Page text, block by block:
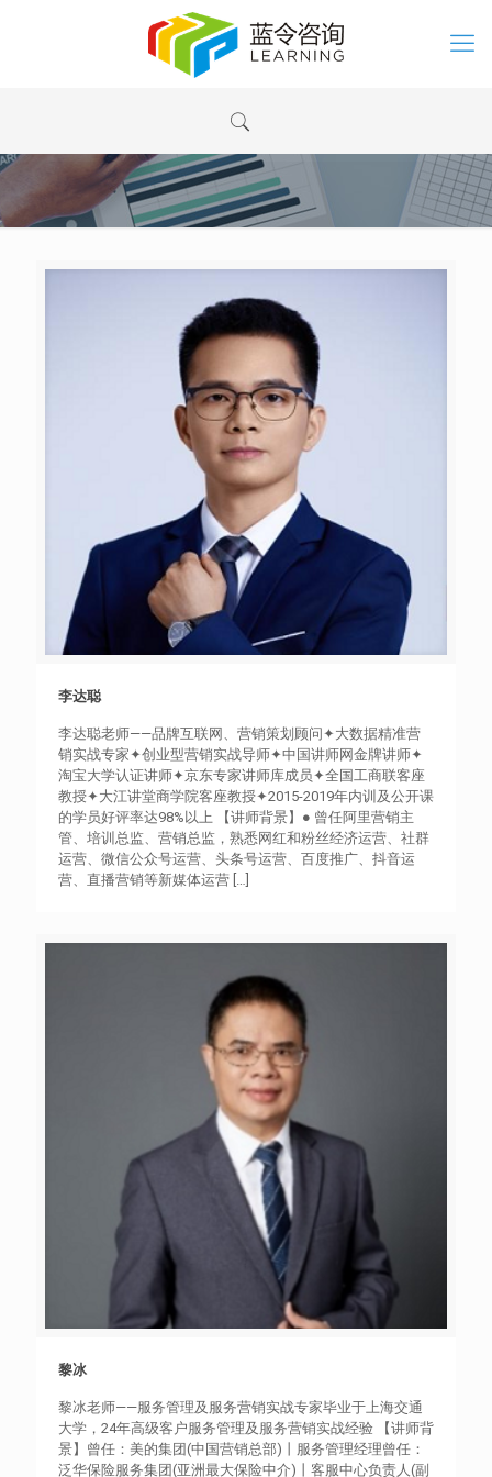
李达聪
李达聪老师——品牌互联网、营销策划顾问✦大数据精准营
销实战专家✦创业型营销实战导师✦中国讲师网金牌讲师✦
淘宝大学认证讲师✦京东专家讲师库成员✦全国工商联客座
教授✦大江讲堂商学院客座教授✦2015-2019年内训及公开课
的学员好评率达98%以上 【讲师背景】● 曾任阿里营销主
管、培训总监、营销总监，熟悉网红和粉丝经济运营、社群
运营、微信公众号运营、头条号运营、百度推广、抖音运
营、直播营销等新媒体运营 […]
黎冰
黎冰老师——服务管理及服务营销实战专家毕业于上海交通
大学，24年高级客户服务管理及服务营销实战经验 【讲师背
景】曾任：美的集团(中国营销总部)丨服务管理经理曾任：
泛华保险服务集团(亚洲最大保险中介)丨客服中心负责人(副